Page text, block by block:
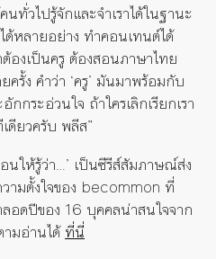
ทั่วไปรู้จักและจำเราได้ในฐานะ
หลายอย่าง ทำคอนเทนต์ได้
องเป็นครู ต้องสอนภาษาไทย
รั้ง คำว่า ‘ครู’ มันมาพร้อมกับ
กระอ่วนใจ ถ้าใครเลิกเรียกเรา
ดียวครับ พลีส”
ให้รู้ว่า…’ เป็นซีรีส์สัมภาษณ์ส่ง
ามตั้งใจของ becommon ที่
อดปีของ 16 บุคคลน่าสนใจจาก
มอ่านได้ที่นี่